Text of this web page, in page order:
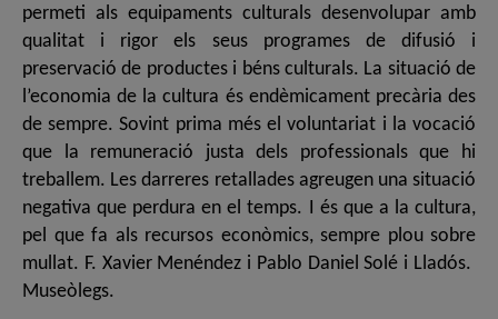
permeti als equipaments culturals desenvolupar amb
qualitat i rigor els seus programes de difusió i
preservació de productes i béns culturals. La situació de
l’economia de la cultura és endèmicament precària des
de sempre. Sovint prima més el voluntariat i la vocació
que la remuneració justa dels professionals que hi
treballem. Les darreres retallades agreugen una situació
negativa que perdura en el temps. I és que a la cultura,
pel que fa als recursos econòmics, sempre plou sobre
mullat. F. Xavier Menéndez i Pablo Daniel Solé i Lladós.
Museòlegs.